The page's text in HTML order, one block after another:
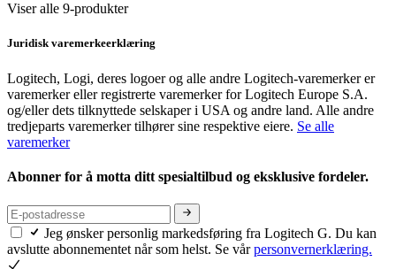
Viser alle 9-produkter
Juridisk varemerkeerklæring
Logitech, Logi, deres logoer og alle andre Logitech-varemerker er
varemerker eller registrerte varemerker for Logitech Europe S.A.
og/eller dets tilknyttede selskaper i USA og andre land. Alle andre
tredjeparts varemerker tilhører sine respektive eiere. Se alle
varemerker
Abonner for å motta ditt spesialtilbud og eksklusive fordeler.
Jeg ønsker personlig markedsføring fra Logitech G. Du kan
avslutte abonnementet når som helst. Se vårpersonvernerklæring.